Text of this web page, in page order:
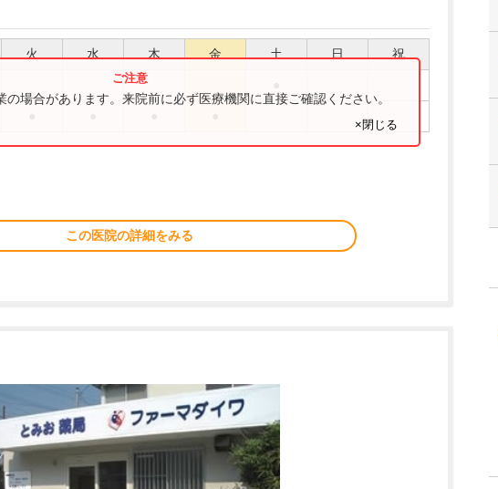
火 水 木 金 土 日 祝
場合があります。来院前に必ず医療機関に直接ご確認ください。
×閉じる
この医院の詳細をみる